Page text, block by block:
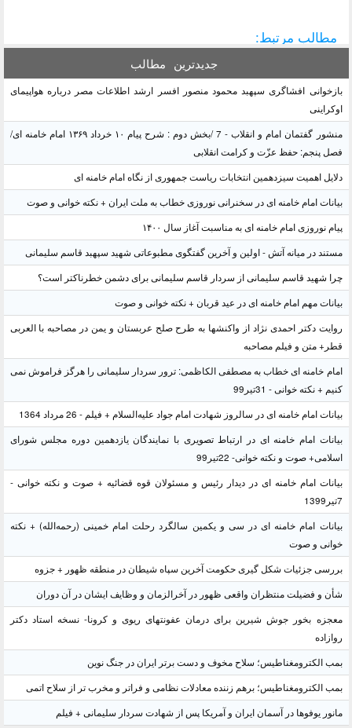
مطالب مرتبط:
جدیدترین مطالب
بازخوانی افشاگری سپهبد محمود منصور افسر ارشد اطلاعات مصر درباره هواپیمای
اوکراینی
منشور گفتمان امام و انقلاب - 7 /بخش دوم : شرح پیام ۱۰ خرداد ۱۳۶۹ امام خامنه ای/
فصل پنجم: حفظ عزّت و کرامت انقلابی
دلایل اهمیت سیزدهمین انتخابات ریاست جمهوری از نگاه امام خامنه ای
بیانات امام خامنه ای در سخنرانی نوروزی خطاب به ملت ایران + نکته خوانی و صوت
پیام نوروزی امام خامنه ای به مناسبت آغاز سال ۱۴۰۰
مستند در میانه آتش - اولین و آخرین گفتگوی مطبوعاتی شهید سپهبد قاسم سلیمانی
چرا شهید قاسم سلیمانی از سردار قاسم سلیمانی برای دشمن خطرناکتر است؟
بیانات مهم امام خامنه ای در عید قربان + نکته خوانی و صوت
روایت دکتر احمدی نژاد از واکنشها به طرح صلح عربستان و یمن در مصاحبه با العربی
قطر+ متن و فیلم مصاحبه
امام خامنه ای خطاب به مصطفی الکاظمی: ترور سردار سلیمانی را هرگز فراموش نمی
کنیم + نکته خوانی - 31تیر99
بیانات امام خامنه ای در سالروز شهادت امام جواد علیه‌السلام + فیلم - 26 مرداد 1364
بیانات امام خامنه ای در ارتباط تصویری با نمایندگان یازدهمین دوره مجلس شورای
اسلامی+ صوت و نکته خوانی- 22تیر99
بیانات امام خامنه ای در دیدار رئیس و مسئولان قوه قضائیه + صوت و نکته خوانی -
7تیر1399
بیانات امام خامنه ای در سی و یکمین سالگرد رحلت امام خمینی (رحمه‌الله) + نکته
خوانی و صوت
بررسی جزئیات شکل گیری حکومت آخرین سپاه شیطان در منطقه ظهور + جزوه
شأن و فضیلت منتظران واقعی ظهور در آخرالزمان و وظایف ایشان در آن دوران
معجزه بخور جوش شیرین برای درمان عفونتهای ریوی و کرونا- نسخه استاد دکتر
روازاده
بمب الکترومغناطیس؛ سلاح مخوف و دست برتر ایران در جنگ نوین
بمب الکترومغناطیس؛ برهم زننده معادلات نظامی و فراتر و مخرب تر از سلاح اتمی
مانور یوفوها در آسمان ایران و آمریکا پس از شهادت سردار سلیمانی + فیلم